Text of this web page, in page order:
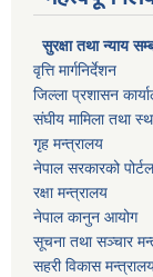
सुरक्षा तथा न्याय
वृत्ति मार्गनिर्देशन
जिल्ला प्रशासन
संघीय मामिला तथा
गृह मन्त्रालय
नेपाल सरकारको पोर्टल
रक्षा मन्त्रालय
नेपाल कानुन आयोग
सूचना तथा सञ्चार
सहरी विकास